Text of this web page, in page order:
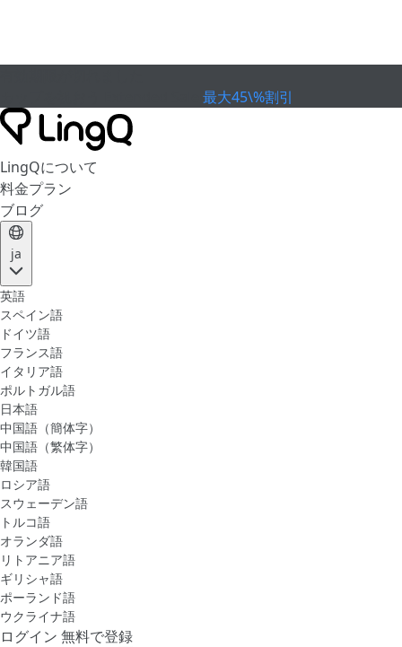
最大45\%割引
LingQについて
料金プラン
ブログ
ja
英語
スペイン語
ドイツ語
フランス語
イタリア語
ポルトガル語
日本語
中国語（簡体字）
中国語（繁体字）
韓国語
ロシア語
スウェーデン語
トルコ語
オランダ語
リトアニア語
ギリシャ語
ポーランド語
ウクライナ語
ログイン 無料で登録